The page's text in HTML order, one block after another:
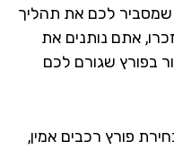
לכם את תהליך
אתם נותנים את
שגורם לכם
רכבים אמין,